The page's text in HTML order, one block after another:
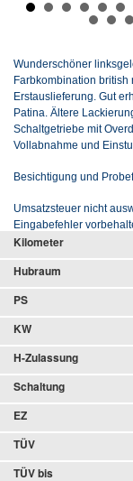
Wunderschöner
Farbkombination british
Erstauslieferung. Gut
Patina. Ältere
Schaltgetriebe mit
Vollabnahme und
Besichtigung und
Umsatzsteuer nicht
Eingabefehler
Kilometer
Hubraum
PS
KW
H-Zulassung
Schaltung
EZ
TÜV
TÜV bis